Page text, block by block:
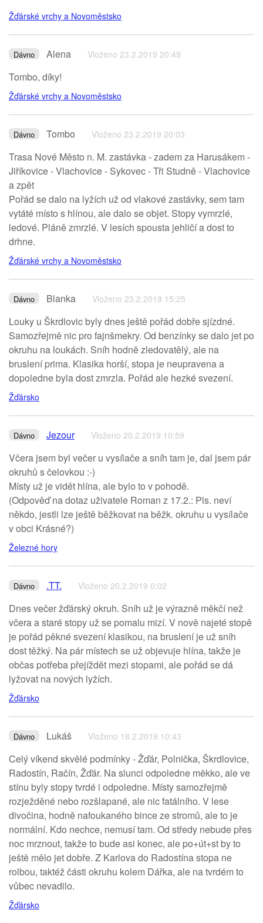
Žďárské vrchy a Novoměstsko
Dávno Alena Vloženo 23.2.2019 20:49
Tombo, díky!
Žďárské vrchy a Novoměstsko
Dávno Tombo Vloženo 23.2.2019 20:03
Trasa Nové Město n. M. zastávka - zadem za Harusákem -
Jiříkovice - Vlachovice - Sykovec - Tři Studně - Vlachovice
a zpět
Pořád se dalo na lyžích už od vlakové zastávky, sem tam
vytáté místo s hlínou, ale dalo se objet. Stopy vymrzlé,
ledové. Pláně zmrzlé. V lesích spousta jehličí a dost to
drhne.
Žďárské vrchy a Novoměstsko
Dávno Blanka Vloženo 23.2.2019 15:25
Louky u Škrdlovic byly dnes ještě pořád dobře sjízdné.
Samozřejmě nic pro fajnšmekry. Od benzínky se dalo jet po
okruhu na loukách. Sníh hodně zledovatělý, ale na
bruslení prima. Klasika horší, stopa je neupravena a
dopoledne byla dost zmrzla. Pořád ale hezké svezení.
Žďársko
Dávno Jezour Vloženo 20.2.2019 10:59
Včera jsem byl večer u vysílače a sníh tam je, dal jsem pár
okruhů s čelovkou :-)
Místy už je vidět hlína, ale bylo to v pohodě.
(Odpověď na dotaz uživatele Roman z 17.2.: Pls. neví
někdo, jestli lze ještě běžkovat na běžk. okruhu u vysílače
v obci Krásné?)
Železné hory
Dávno .TT. Vloženo 20.2.2019 0:02
Dnes večer žďárský okruh. Sníh už je výrazně měkčí než
včera a staré stopy už se pomalu mizí. V nově najeté stopě
je pořád pěkné svezení klasikou, na bruslení je už sníh
dost těžký. Na pár místech se už objevuje hlína, takže je
občas potřeba přejíždět mezi stopami, ale pořád se dá
lyžovat na nových lyžích.
Žďársko
Dávno Lukáš Vloženo 18.2.2019 10:43
Celý víkend skvělé podmínky - Žďár, Polnička, Škrdlovice,
Radostín, Račín, Žďár. Na slunci odpoledne měkko, ale ve
stínu byly stopy tvrdé i odpoledne. Místy samozřejmě
rozježděné nebo rozšlapané, ale nic fatálního. V lese
divočina, hodně nafoukaného bince ze stromů, ale to je
normální. Kdo nechce, nemusí tam. Od středy nebude přes
noc mrznout, takže to bude asi konec, ale po+út+st by to
ještě mělo jet dobře. Z Karlova do Radostína stopa ne
rolbou, taktéž části okruhu kolem Dářka, ale na tvrdém to
vůbec nevadilo.
Žďársko